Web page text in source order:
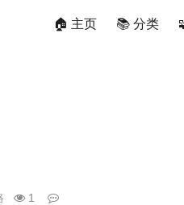
🏠 主页 📚 分类
1